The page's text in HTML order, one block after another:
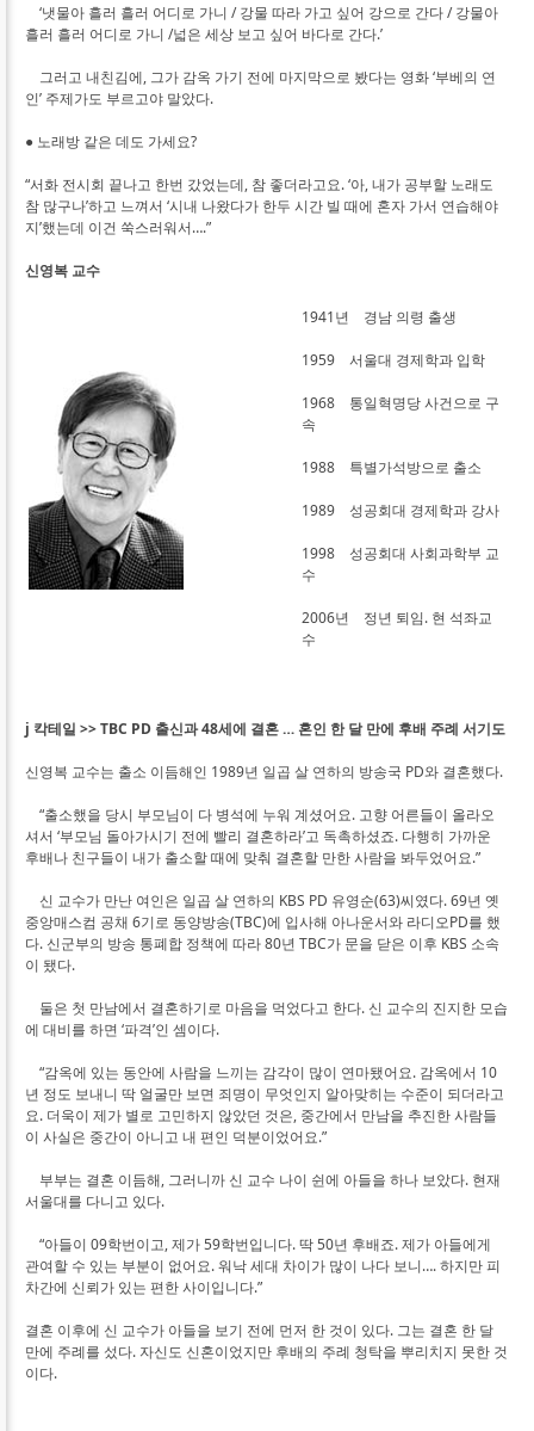
‘냇물아 흘러 흘러 어디로 가니 / 강물 따라 가고 싶어 강으로 간다 / 강물아
흘러 흘러 어디로 가니 /넓은 세상 보고 싶어 바다로 간다.’
그러고 내친김에, 그가 감옥 가기 전에 마지막으로 봤다는 영화 ‘부베의 연
인’ 주제가도 부르고야 말았다.
● 노래방 같은 데도 가세요?
“서화 전시회 끝나고 한번 갔었는데, 참 좋더라고요. ‘아, 내가 공부할 노래도
참 많구나’하고 느껴서 ‘시내 나왔다가 한두 시간 빌 때에 혼자 가서 연습해야
지’했는데 이건 쑥스러워서….”
신영복 교수
1941년 경남 의령 출생
1959 서울대 경제학과 입학
1968 통일혁명당 사건으로 구
속
1988 특별가석방으로 출소
1989 성공회대 경제학과 강사
1998 성공회대 사회과학부 교
수
2006년 정년 퇴임. 현 석좌교
수
j 칵테일 >> TBC PD 출신과 48세에 결혼 … 혼인 한 달 만에 후배 주례 서기도
신영복 교수는 출소 이듬해인 1989년 일곱 살 연하의 방송국 PD와 결혼했다.
“출소했을 당시 부모님이 다 병석에 누워 계셨어요. 고향 어른들이 올라오
셔서 ‘부모님 돌아가시기 전에 빨리 결혼하라’고 독촉하셨죠. 다행히 가까운
후배나 친구들이 내가 출소할 때에 맞춰 결혼할 만한 사람을 봐두었어요.”
신 교수가 만난 여인은 일곱 살 연하의 KBS PD 유영순(63)씨였다. 69년 옛
중앙매스컴 공채 6기로 동양방송(TBC)에 입사해 아나운서와 라디오PD를 했
다. 신군부의 방송 통폐합 정책에 따라 80년 TBC가 문을 닫은 이후 KBS 소속
이 됐다.
둘은 첫 만남에서 결혼하기로 마음을 먹었다고 한다. 신 교수의 진지한 모습
에 대비를 하면 ‘파격’인 셈이다.
“감옥에 있는 동안에 사람을 느끼는 감각이 많이 연마됐어요. 감옥에서 10
년 정도 보내니 딱 얼굴만 보면 죄명이 무엇인지 알아맞히는 수준이 되더라고
요. 더욱이 제가 별로 고민하지 않았던 것은, 중간에서 만남을 추진한 사람들
이 사실은 중간이 아니고 내 편인 덕분이었어요.”
부부는 결혼 이듬해, 그러니까 신 교수 나이 쉰에 아들을 하나 보았다. 현재
서울대를 다니고 있다.
“아들이 09학번이고, 제가 59학번입니다. 딱 50년 후배죠. 제가 아들에게
관여할 수 있는 부분이 없어요. 워낙 세대 차이가 많이 나다 보니…. 하지만 피
차간에 신뢰가 있는 편한 사이입니다.”
결혼 이후에 신 교수가 아들을 보기 전에 먼저 한 것이 있다. 그는 결혼 한 달
만에 주례를 섰다. 자신도 신혼이었지만 후배의 주례 청탁을 뿌리치지 못한 것
이다.